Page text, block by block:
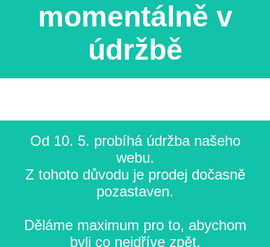
momentálně v
údržbě
Od 10. 5. probíhá údržba našeho
webu.
Z tohoto důvodu je prodej dočasně
pozastaven.
Děláme maximum pro to, abychom
byli co nejdříve zpět.